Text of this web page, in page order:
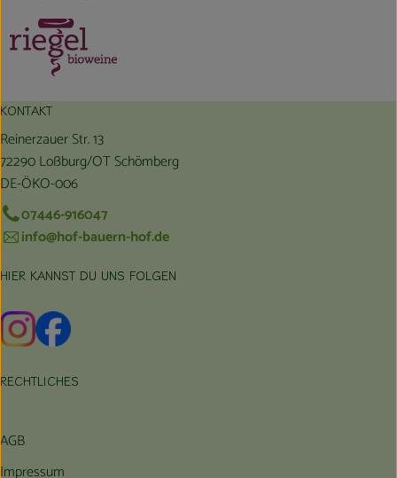
KONTAKT
Reinerzauer Str. 13
72290 Loßburg/OT Schömberg
DE-ÖKO-006
07446-916047
info@hof-bauern-hof.de
HIER KANNST DU UNS FOLGEN
Externer Link zu https://www.instagram.com/hofbauernhof/
Externer Link zu https://www.facebook.com/
RECHTLICHES
AGB
Impressum